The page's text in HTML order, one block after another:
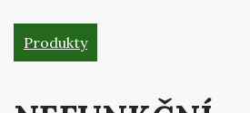
Produkty